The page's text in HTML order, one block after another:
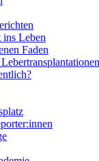
ins Leben
Faden